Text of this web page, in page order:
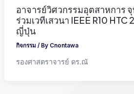
อาจารย์วิศวกรรมอุตสาหการ
ร่วมเวทีเสวนา IEEE R10
ญี่ปุ่น
กิจกรรม / By Cnontawa
รองศาสตราจารย์ ดร.ณั